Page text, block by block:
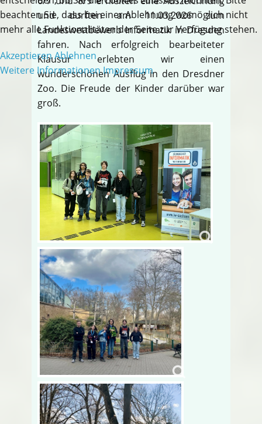
und durften am 11.03.2026 zum
Landeswettbewerb Informatik in Dresden
fahren. Nach erfolgreich bearbeiteter
Klausur erlebten wir einen
wunderschönen Ausflug in den Dresdner
Zoo. Die Freude der Kinder darüber war
groß.
beachten Sie, dass bei einer Ablehnung womöglich nicht
mehr alle Funktionalitäten der Seite zur Verfügung stehen.
AkzeptierenAblehnen
Weitere Informationen Impressum